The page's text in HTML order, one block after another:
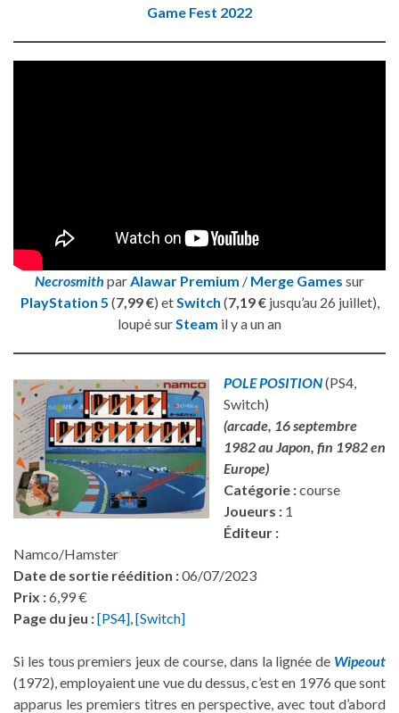
Game Fest 2022
Necrosmith parAlawar Premium / Merge Games sur
PlayStation 5 (7,99 €) etSwitch (7,19 €jusqu’au 26 juillet),
loupé surSteam il y a un an
POLE POSITION(PS4,
Switch)
(arcade, 16 septembre
1982 au Japon, fin 1982 en
Europe)
Catégorie :course
Joueurs : 1
Éditeur :
Namco/Hamster
Date de sortie réédition :06/07/2023
Prix :6,99 €
Page du jeu :[PS4],[Switch]
Si les tous premiers jeux de course, dans la lignée de Wipeout
(1972), employaient une vue du dessus, c’est en 1976 que sont
apparus les premiers titres en perspective, avec tout d’abord